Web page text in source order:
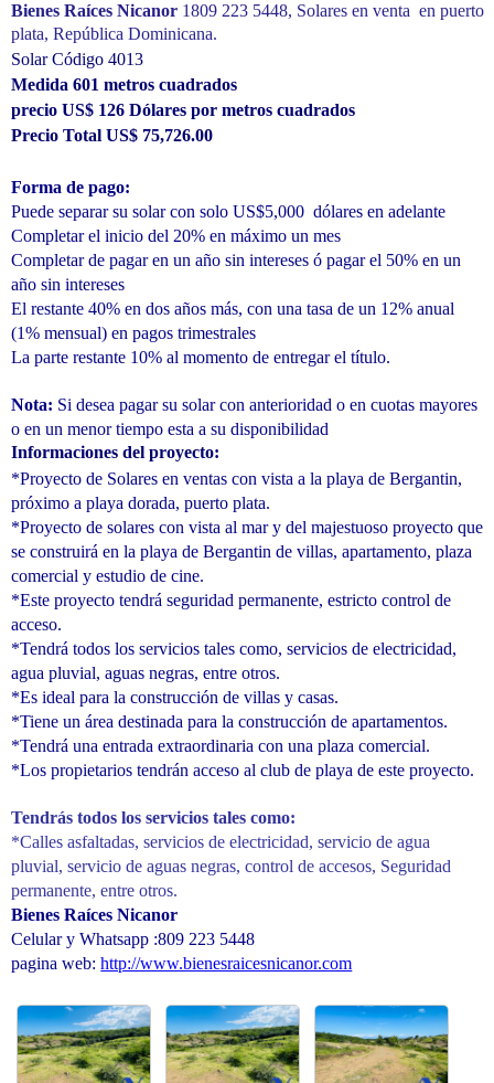
Bienes Raíces Nicanor 1809 223 5448, Solares en venta en puerto
plata, República Dominicana.
Solar Código 4013
Medida 601 metros cuadrados
precio US$ 126 Dólares por metros cuadrados
Precio Total US$ 75,726.00
Forma de pago:
Puede separar su solar con solo US$5,000dólares en adelante
Completar el inicio del 20% en máximo un mes
Completar de pagar en un año sin intereses ó pagar el 50% en un
año sin intereses
El restante 40% en dos años más, con una tasa de un 12% anual
(1% mensual) en pagos trimestrales
La parte restante 10% al momento de entregar el título.
Nota: Si desea pagar su solar con anterioridad o en cuotas mayores
o en un menor tiempo esta a su disponibilidad
Informaciones del proyecto:
*Proyecto de Solares en ventas con vista a la playa de Bergantin,
próximo a playa dorada, puerto plata.
*Proyecto de solares con vista al mar y del majestuoso proyecto que
se construirá en la playa de Bergantin de villas, apartamento, plaza
comercial y estudio de cine.
*Este proyecto tendrá seguridad permanente, estricto control de
acceso.
*Tendrá todos los servicios tales como, servicios de electricidad,
agua pluvial, aguas negras, entre otros.
*Es ideal para la construcción de villas y casas.
*Tiene un área destinada para la construcción de apartamentos.
*Tendrá una entrada extraordinaria con una plaza comercial.
*Los propietarios tendrán acceso al club de playa de este proyecto.
Tendrás todos los servicios tales como:
*Calles asfaltadas, servicios de electricidad, servicio de agua
pluvial, servicio de aguas negras, control de accesos, Seguridad
permanente, entre otros.
Bienes Raíces Nicanor
Celular y Whatsapp :809 223 5448
pagina web:http://www.bienesraicesnicanor.com